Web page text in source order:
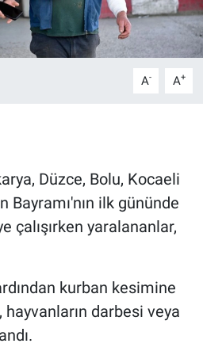
A- A+
Düzce, Bolu, Kocaeli
Bayramı'nın ilk gününde
çalışırken yaralananlar,
kurban kesimine
hayvanların darbesi veya